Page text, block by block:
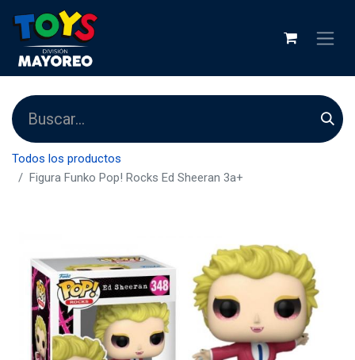
Todos los productos
Figura Funko Pop! Rocks Ed Sheeran 3a+